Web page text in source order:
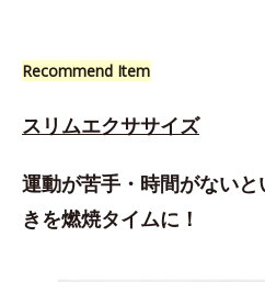
Recommend Item
スリムエクササイズ
運動が苦手・時間がない
きを燃焼タイムに！